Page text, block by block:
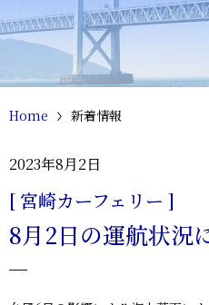
Home 新着情報
2023年8月2日
[ 宮崎カーフェリー ]
8月2日の運航状況